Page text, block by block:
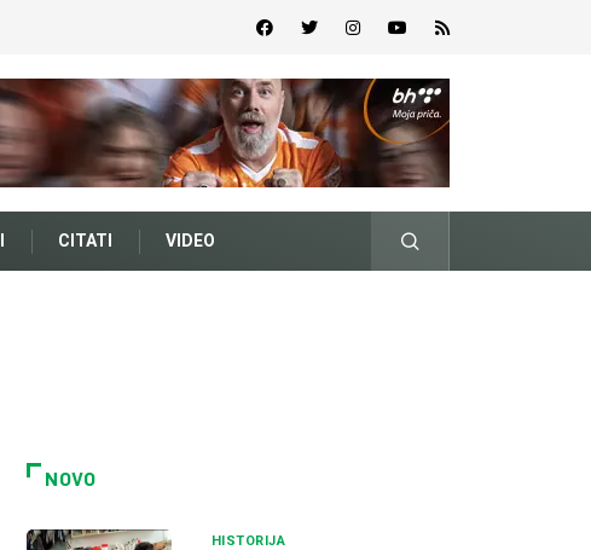
CITATI VIDEO
NOVO
HISTORIJA